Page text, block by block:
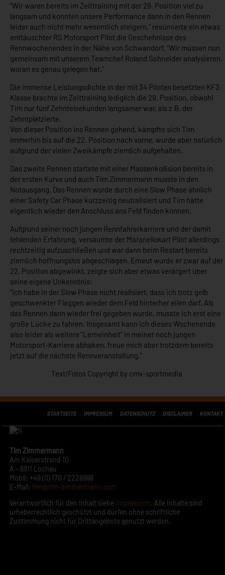
“Wir waren bereits im Zeittraining mit der 29. Position viel zu
langsam und konnten unsere Performance dann in den Rennen
leider auch nicht mehr wesentlich steigern.” resümierte ein etwas
enttäuschter RS Motorsport Pilot die Geschehnisse des
Rennwochenendes in der Nähe von Schwandorf. “Wir müssen nun
gemeinsam mit unserem Teamchef Roland Schneider analysieren,
woran es genau gelegen hat.”
Die immense Leistungsdichte in der mit 34 Piloten besetzten KF3
Klasse brachte im Zeittraining lediglich die 29. Position, obwohl
Tim nur fünf Zehntelsekunden langsamer war, als z.B. der
Zehntplatzierte.
Von dieser Position ins Rennen gehend, kämpfte sich Tim
immerhin bis auf die 22. Position nach vorne, wurde aber natürlich
aufgrund der vielen Zweikämpfe ziemlich aufgehalten.
Das zweite Rennen startete mit einer Massenkollision bereits in
der ersten Kurve und auch Tim Zimmermann musste in den
Notausgang. Das Rennen wurde durch eine Slow Phase ähnlich
einer Safety Car Phase kurzzeitig neutralisiert und Tim hätte
eigentlich wieder den Anschluss ans Feld finden können.
Aufgrund seiner noch jungen Rennfahrerkarriere und der damit
fehlenden Erfahrung, versäumte der Maranellokart Pilot allerdings
rechtzeitig aufzuschließen und war dann beim Restart bereits
ziemlich hoffnungslos abgeschlagen. Erneut wurde er zwar auf der
22. Position abgewinkt, zeigte sich aber etwas verärgert über
seine eigene Unkenntnis:
“Ich habe in der Slow Phase nicht realisiert, dass ich trotz gelb
geschwenkter Flaggen wieder dem Feld hinterher eilen darf. Als
das Rennen dann wieder frei gegeben wurde, musste ich erst eine
große Lücke zu fahren. Insgesamt kann ich dieses Wochenende
also leider als weitere “Lerneinheit” in meiner noch jungen
Motorsport-Karriere abhaken, freue mich aber trotzdem bereits
jetzt auf die nächste Rennveranstaltung.”
Text/Fotos Copyright by cmv-sportmedia
KONTAKT
DISCLAIMER
DATENSCHUTZ
IMPRESSUM
STARTSEITE
Tim Zimmermann
Am Kaiserstrand 10
A – 6911 Lochau
Mobil: +49 (0) 170 / 2228988
E-Mail: tim@tim-zimmermann.com
Verantwortlich für den Inhalt siehe Impressum. Alle Inhalte sind
urheberrechtlich geschützt und dürfen ohne schriftliche
Zustimmung nicht für Drittangebote genutzt werden.